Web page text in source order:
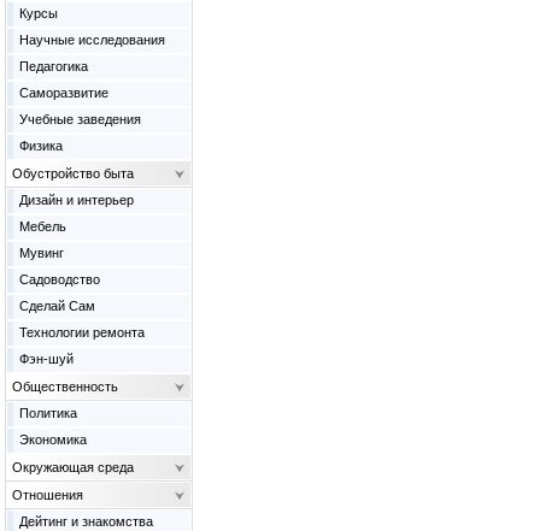
Курсы
Научные исследования
Педагогика
Саморазвитие
Учебные заведения
Физика
Обустройство быта
Дизайн и интерьер
Мебель
Мувинг
Садоводство
Сделай Сам
Технологии ремонта
Фэн-шуй
Общественность
Политика
Экономика
Окружающая среда
Отношения
Дейтинг и знакомства